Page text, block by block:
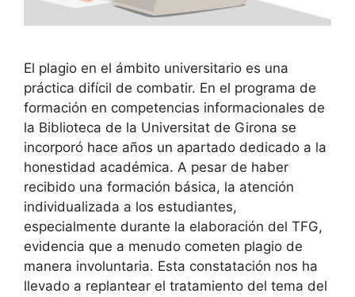
El plagio en el ámbito universitario es una
práctica difícil de combatir. En el programa de
formación en competencias informacionales de
la Biblioteca de la Universitat de Girona se
incorporó hace años un apartado dedicado a la
honestidad académica. A pesar de haber
recibido una formación básica, la atención
individualizada a los estudiantes,
especialmente durante la elaboración del TFG,
evidencia que a menudo cometen plagio de
manera involuntaria. Esta constatación nos ha
llevado a replantear el tratamiento del tema del